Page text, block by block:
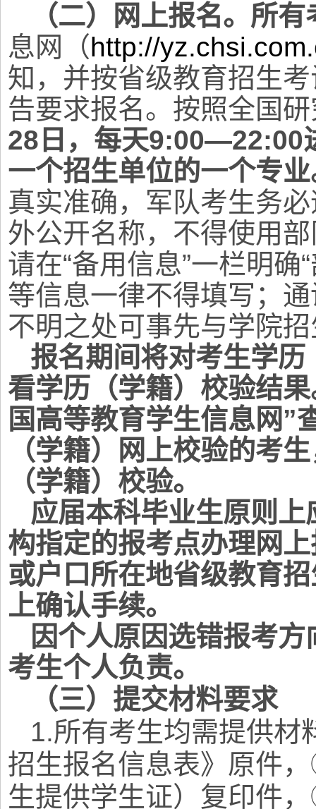
（二）网上报名。 所有
息网（http://
知，并按省级教育招生
告要求报名。按照全国
28日，每天9:00—22:00
一个招生单位的一个专
真实准确，军队考生务
外公开名称，不得使用
请在“备用信息”一栏明
等信息一律不得填写；
不明之处可事先与学院
报名期间将对考生学
看学历（学籍）校验结
国高等教育学生信息网”
（学籍）网上校验的考
（学籍）校验。
应届本科毕业生原则
构指定的报考点办理网
或户口所在地省级教育
上确认手续。
因个人原因选错报考
考生个人负责。
（三）提交材料要求
1.所有考生均需提供
招生报名信息表》原件
生提供学生证）复印件